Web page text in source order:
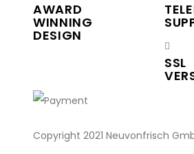
AWARD
WINNING
DESIGN
SSL
Copyright 2021 Neuvonfrisch